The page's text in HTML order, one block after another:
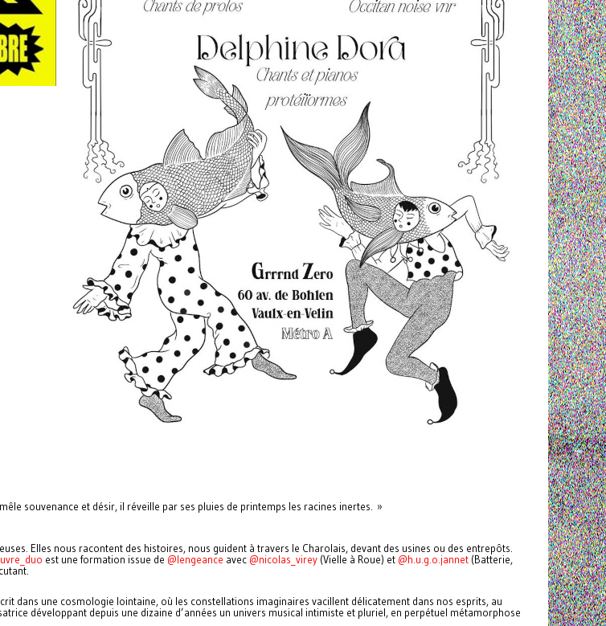
souvenance et désir, il réveille par ses pluies de printemps les racines inertes. »
Elles nous racontent des histoires, nous guident à travers le Charolais, devant des usines ou des entrepôts.
est une formation issue de @lengeance avec @nicolas_virey (Vielle à Roue) et @h.u.g.o.jannet (Batterie,
dans une cosmologie lointaine, où les constellations imaginaires vacillent délicatement dans nos esprits, au
développant depuis une dizaine d’années un univers musical intimiste et pluriel, en perpétuel métamorphose